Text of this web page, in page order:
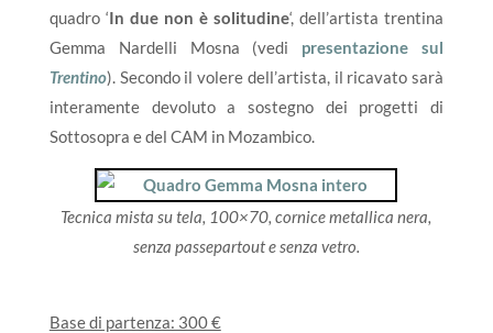
quadro ‘In due non è solitudine‘, dell’artista trentina
Gemma Nardelli Mosna (vedi presentazione sul
Trentino). Secondo il volere dell’artista, il ricavato sarà
interamente devoluto a sostegno dei progetti di
Sottosopra e del CAM in Mozambico.
Tecnica mista su tela, 100×70, cornice metallica nera,
senza passepartout e senza vetro.
Base di partenza: 300 €